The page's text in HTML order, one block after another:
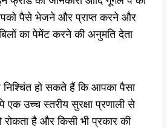
पैसे भेजने और प्राप्त करने और
का पेमेंट करने की अनुमति देता
हो सकते हैं कि आपका पैसा
एक उच्च स्तरीय सुरक्षा प्रणाली से
रोकता है और किसी भी प्रकार की